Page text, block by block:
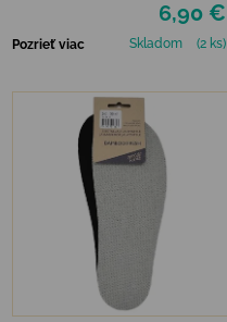
6,90 €
Pozrieť viac Skladom (2 ks)